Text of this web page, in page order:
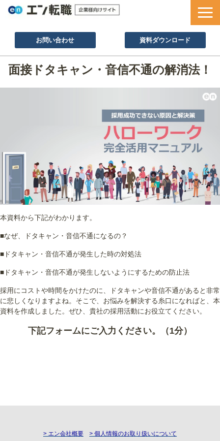
お問い合わせ 資料ダウンロード
サービス一覧
セミナー情報
お役立ち資料
面接ドタキャン・音信不通の解消法！
本資料から下記がわかります。
■なぜ、ドタキャン・音信不通になるの？
■ドタキャン・音信不通が発生した時の対処法
■ドタキャン・音信不通が発生しないようにするための防止法
採用にコストや時間をかけたのに、ドタキャンや音信不通があると非常
に悲しくなりますよね。そこで、お悩みを解決する糸口になればと、本
資料を作成しました。ぜひ、貴社の採用活動にお役立てください。
下記フォームにご入力ください。（1分）
> エン会社概要 > 個人情報のお取り扱いについて